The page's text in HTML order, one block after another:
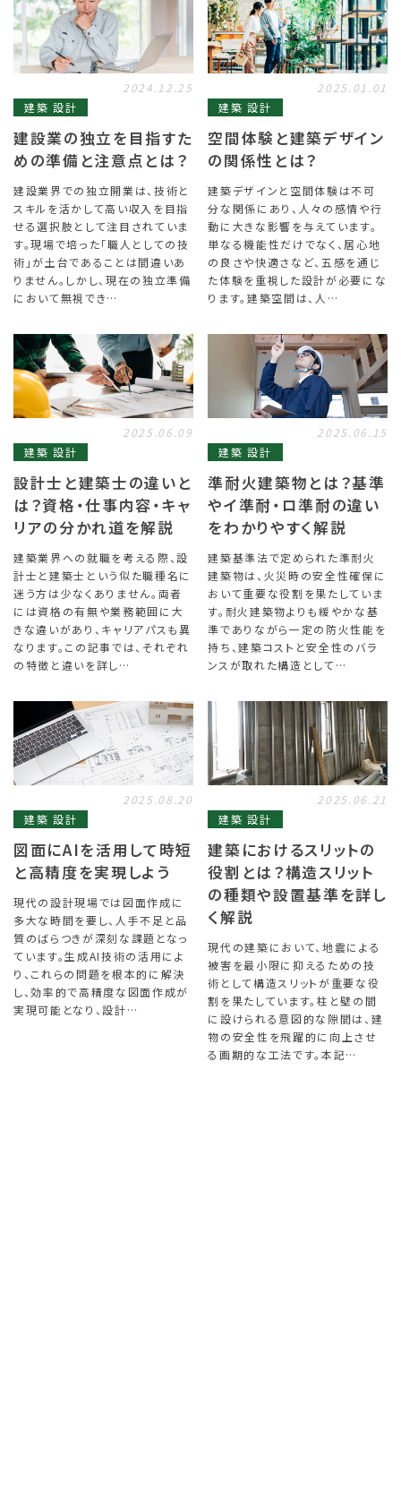
建築 設計
2024.12.25
建設業の独立を目指すた
めの準備と注意点とは？
建設業界での独立開業は、技術と
スキルを活かして高い収入を目指
せる選択肢として注目されていま
す。現場で培った「職人としての技
術」が土台であることは間違いあ
りません。しかし、現在の独立準備
において無視でき…
建築 設計
2025.01.01
空間体験と建築デザイン
の関係性とは？
建築デザインと空間体験は不可
分な関係にあり、人々の感情や行
動に大きな影響を与えています。
単なる機能性だけでなく、居心地
の良さや快適さなど、五感を通じ
た体験を重視した設計が必要にな
ります。建築空間は、人…
建築 設計
2025.06.09
設計士と建築士の違いと
は？資格・仕事内容・キャ
リアの分かれ道を解説
建築業界への就職を考える際、設
計士と建築士という似た職種名に
迷う方は少なくありません。両者
には資格の有無や業務範囲に大
きな違いがあり、キャリアパスも異
なります。この記事では、それぞれ
の特徴と違いを詳し…
建築 設計
2025.06.15
準耐火建築物とは？基準
やイ準耐・ロ準耐の違い
をわかりやすく解説
建築基準法で定められた準耐火
建築物は、火災時の安全性確保に
おいて重要な役割を果たしていま
す。耐火建築物よりも緩やかな基
準でありながら一定の防火性能を
持ち、建築コストと安全性のバラ
ンスが取れた構造として…
建築 設計
2025.08.20
図面にAIを活用して時短
と高精度を実現しよう
現代の設計現場では図面作成に
多大な時間を要し、人手不足と品
質のばらつきが深刻な課題となっ
ています。生成AI技術の活用によ
り、これらの問題を根本的に解決
し、効率的で高精度な図面作成が
実現可能となり、設計…
建築 設計
2025.06.21
建築におけるスリットの
役割とは？構造スリット
の種類や設置基準を詳し
く解説
現代の建築において、地震による
被害を最小限に抑えるための技
術として構造スリットが重要な役
割を果たしています。柱と壁の間
に設けられる意図的な隙間は、建
物の安全性を飛躍的に向上させ
る画期的な工法です。本記…